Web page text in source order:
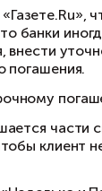
Егор